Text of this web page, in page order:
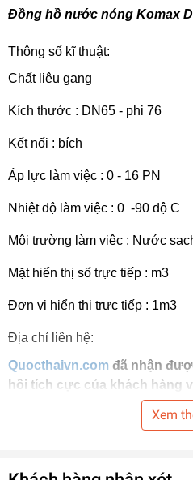
Đồng hồ nước nóng Komax
Thông số kĩ thuật:
Chất liệu gang
Kích thước : DN65 - phi 76
Kết nối : bích
Áp lực làm việc : 0 - 16 PN
Nhiệt độ làm việc : 0 -90 độ C
Môi trường làm việc : Nước
Mặt hiển thị số trực tiếp : m3
Đơn vị hiển thị trực tiếp : 1m3
Địa chỉ liên hệ:
Quocthaivn.com đã nhận
hồi tích cực của khách hàng
cung cấp. Chính vì thế mà
khi sử dụng các sản phẩm
đãi như:
Xem